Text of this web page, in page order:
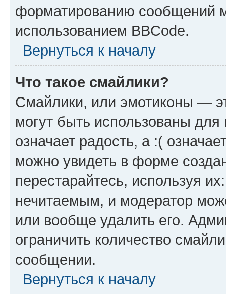
форматированию сообщений
использованием BBCode.
Вернуться к началу
Что такое смайлики?
Смайлики, или эмотиконы —
могут быть использованы
означает радость, а :(
можно увидеть в форме
перестарайтесь, используя
нечитаемым, и модератор
или вообще удалить его.
ограничить количество
сообщении.
Вернуться к началу